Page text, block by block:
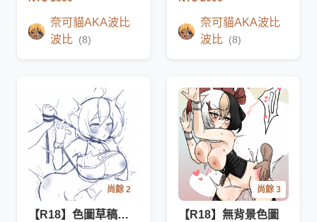
奈可貓AKA波比
波比 (8)
奈可貓AKA波比
波比 (8)
尚餘 2
【R18】色圖草稿委託
尚餘 3
【R18】無背景色圖